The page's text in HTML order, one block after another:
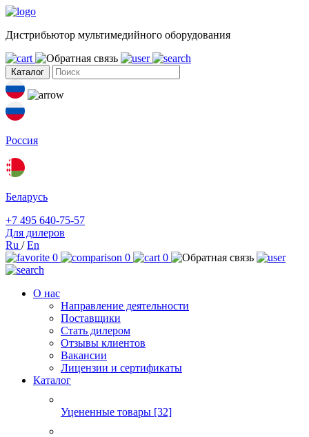
Дистрибьютор мультимедийного оборудования
Каталог
Россия
Беларусь
+7 495 640-75-57
Для дилеров
Ru /En
0
0 0
О нас
Направление деятельности
Поставщики
Стать дилером
Отзывы клиентов
Вакансии
Лицензии и сертификаты
Каталог
Уцененные товары [32]